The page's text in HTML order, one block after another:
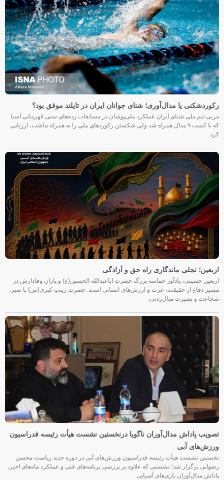
رکوردشکنی یا مدال‌آوری؛ شنای جوانان ایران در تایلند موفق بود؟
مربی تیم ملی شنای ایران عملکرد ملی‌پوشان در مسابقات رده‌های سنی قهرمانی آسیا
که با کسب ۹ مدال همراه شد ولی شکستن رکوردهای ملی را به همراه نداشت، ارزیابی
کرد.
اربعین؛ تجلی ماندگاری راه حق و آزادگی
اربعین حسینی، یادآور حماسه بزرگ حضرت اباعبدالله الحسین(ع) و یاران وفادارش در
مسیر دفاع از حقیقت، عزت و ارزش‌های انسانی است. حضرت زینب کبری(س) با صبر،
شجاعت و بصیرت مثال‌زدنی،
تصویب پاداش مدال‌آوران ناگویا درنخستین نشست هیأت رئیسه فدراسیون
ورزش‌های آبی
نخستین نشست هیأت رئیسه فدراسیون ورزش‌های آبی در دوره جدید ریاست محسن
رضوانی برگزار شد؛ نشستی که علاوه بر بررسی برنامه‌های فنی و عملکرد ماه‌های اخیر،
پاداش مدال‌آوران بازی‌های آسیایی